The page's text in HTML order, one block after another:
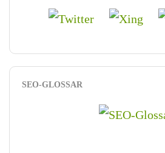
SEO-GLOSSAR